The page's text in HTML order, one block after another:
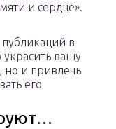
и сердце».
в
украсить вашу
и привлечь
его